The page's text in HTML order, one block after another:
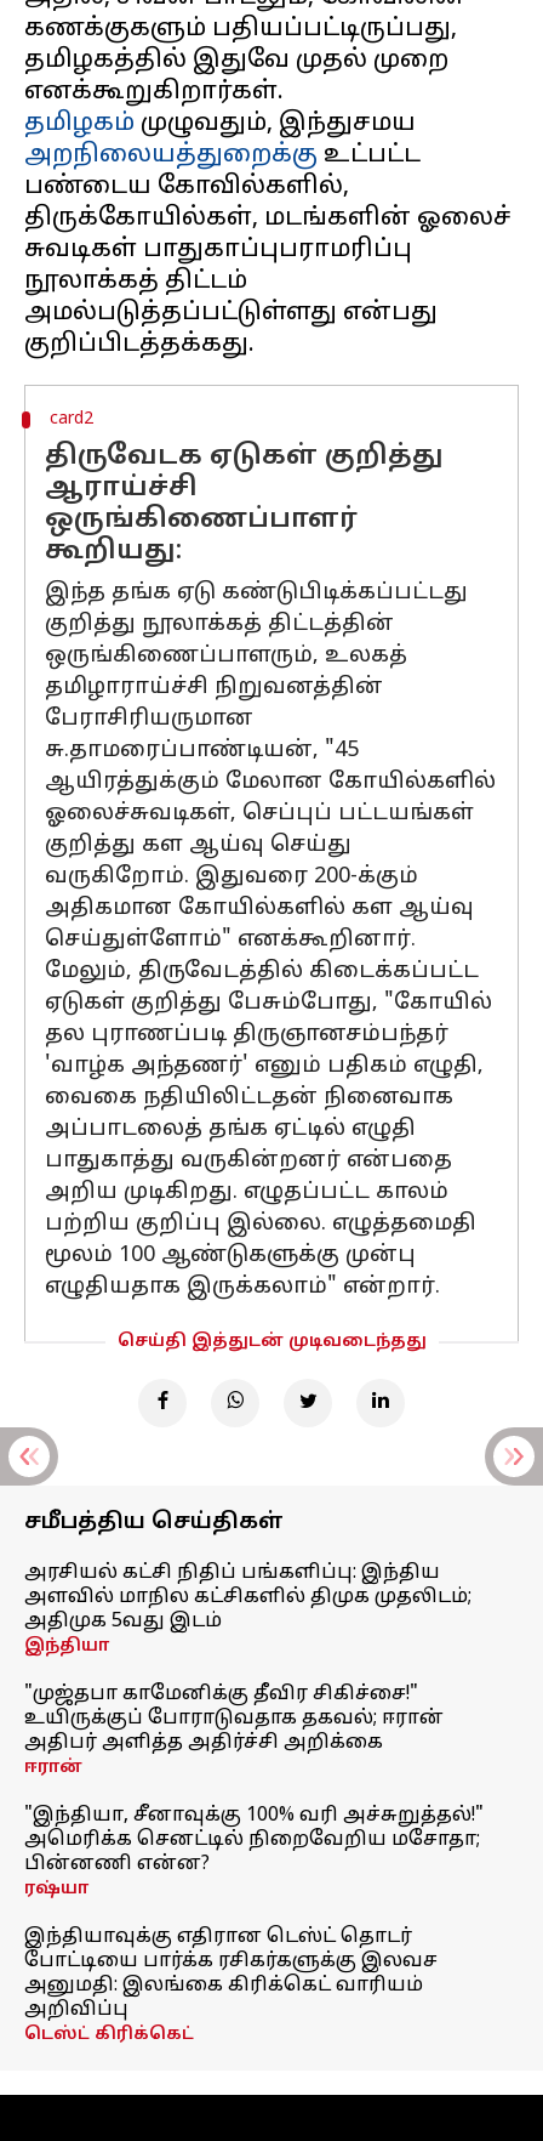
கணக்குகளும் பதியப்பட்டிருப்பது,
தமிழகத்தில் இதுவே முதல் முறை
தமிழகம் முழுவதும், இந்துசமய
அறநிலையத்துறைக்கு உட்பட்ட
பண்டைய கோவில்களில்,
திருக்கோயில்கள், மடங்களின் ஓலைச்
சுவடிகள் பாதுகாப்புபராமரிப்பு
நூலாக்கத் திட்டம்
அமல்படுத்தப்பட்டுள்ளது என்பது
card2
திருவேடக ஏடுகள் குறித்து
ஆராய்ச்சி
ஒருங்கிணைப்பாளர்
கூறியது:
இந்த தங்க ஏடு கண்டுபிடிக்கப்பட்டது
குறித்து நூலாக்கத் திட்டத்தின்
ஒருங்கிணைப்பாளரும், உலகத்
தமிழாராய்ச்சி நிறுவனத்தின்
பேராசிரியருமான
சு.தாமரைப்பாண்டியன், "45
ஆயிரத்துக்கும் மேலான கோயில்களில்
ஓலைச்சுவடிகள், செப்புப் பட்டயங்கள்
குறித்து கள ஆய்வு செய்து
வருகிறோம். இதுவரை 200-க்கும்
அதிகமான கோயில்களில் கள ஆய்வு
செய்துள்ளோம்" எனக்கூறினார்.
மேலும், திருவேடத்தில் கிடைக்கப்பட்ட
ஏடுகள் குறித்து பேசும்போது, "கோயில்
தல புராணப்படி திருஞானசம்பந்தர்
'வாழ்க அந்தணர்' எனும் பதிகம் எழுதி,
வைகை நதியிலிட்டதன் நினைவாக
அப்பாடலைத் தங்க ஏட்டில் எழுதி
பாதுகாத்து வருகின்றனர் என்பதை
அறிய முடிகிறது. எழுதப்பட்ட காலம்
பற்றிய குறிப்பு இல்லை. எழுத்தமைதி
மூலம் 100 ஆண்டுகளுக்கு முன்பு
எழுதியதாக இருக்கலாம்" என்றார்.
செய்தி இத்துடன் முடிவடைந்தது
சமீபத்திய செய்திகள்
அரசியல் கட்சி நிதிப் பங்களிப்பு: இந்திய
அளவில் மாநில கட்சிகளில் திமுக முதலிடம்;
அதிமுக 5வது இடம்
இந்தியா
"முஜ்தபா காமேனிக்கு தீவிர சிகிச்சை!"
உயிருக்குப் போராடுவதாக தகவல்; ஈரான்
அதிபர் அளித்த அதிர்ச்சி அறிக்கை
ஈரான்
"இந்தியா, சீனாவுக்கு 100% வரி அச்சுறுத்தல்!"
அமெரிக்க செனட்டில் நிறைவேறிய மசோதா;
பின்னணி என்ன?
ரஷ்யா
இந்தியாவுக்கு எதிரான டெஸ்ட் தொடர்
போட்டியை பார்க்க ரசிகர்களுக்கு இலவச
அனுமதி: இலங்கை கிரிக்கெட் வாரியம்
அறிவிப்பு
டெஸ்ட் கிரிக்கெட்